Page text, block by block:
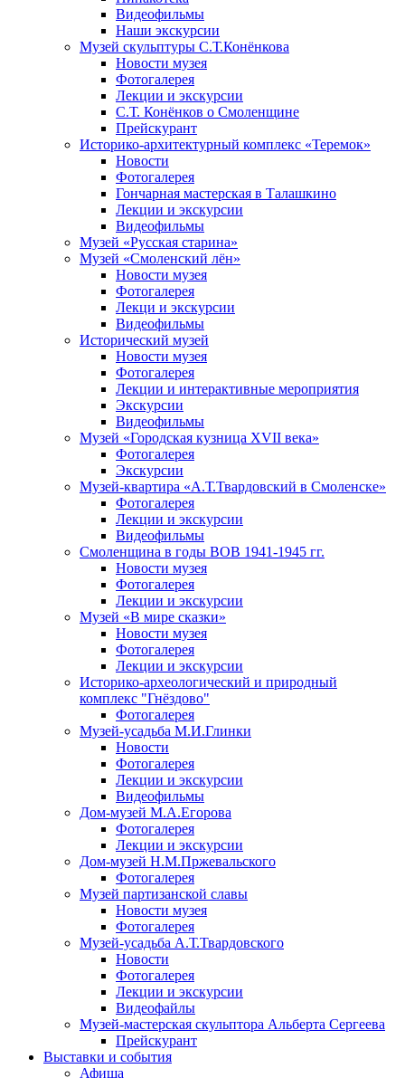
Видеофильмы
Наши экскурсии
Музей скульптуры С.Т.Конёнкова
Новости музея
Фотогалерея
Лекции и экскурсии
С.Т. Конёнков о Смоленщине
Прейскурант
Историко-архитектурный комплекс «Теремок»
Новости
Фотогалерея
Гончарная мастерская в Талашкино
Лекции и экскурсии
Видеофильмы
Музей «Русская старина»
Музей «Смоленский лён»
Новости музея
Фотогалерея
Лекци и экскурсии
Видеофильмы
Исторический музей
Новости музея
Фотогалерея
Лекции и интерактивные мероприятия
Экскурсии
Видеофильмы
Музей «Городская кузница XVII века»
Фотогалерея
Экскурсии
Музей-квартира «А.Т.Твардовский в Смоленске»
Фотогалерея
Лекции и экскурсии
Видеофильмы
Смоленщина в годы ВОВ 1941-1945 гг.
Новости музея
Фотогалерея
Лекции и экскурсии
Музей «В мире сказки»
Новости музея
Фотогалерея
Лекции и экскурсии
Историко-археологический и природный
комплекс "Гнёздово"
Фотогалерея
Музей-усадьба М.И.Глинки
Новости
Фотогалерея
Лекции и экскурсии
Видеофильмы
Дом-музей М.А.Егорова
Фотогалерея
Лекции и экскурсии
Дом-музей Н.М.Пржевальского
Фотогалерея
Музей партизанской славы
Новости музея
Фотогалерея
Музей-усадьба А.Т.Твардовского
Новости
Фотогалерея
Лекции и экскурсии
Видеофайлы
Музей-мастерская скульптора Альберта Сергеева
Прейскурант
Выставки и события
Афиша